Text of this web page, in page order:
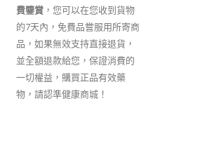
費鑒賞 ，您可以在您收到貨物
的7天內，免費品嘗服用所寄商
品，如果無效支持直接退貨，
並全額退款給您，保證消費的
一切權益，購買正品有效藥
物，請認準健康商城！